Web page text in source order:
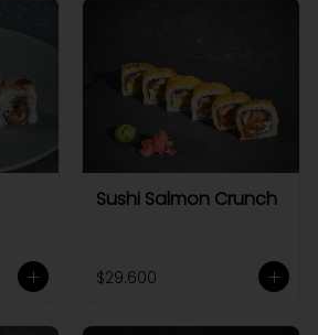
Sushi Salmon Crunch
$29.600